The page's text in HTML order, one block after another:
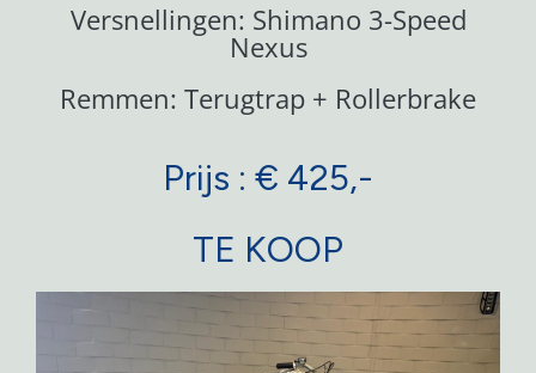
Versnellingen: Shimano 3-Speed
Nexus
Remmen: Terugtrap + Rollerbrake
Prijs : € 425,-
TE KOOP